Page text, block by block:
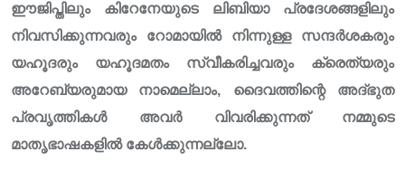
ഈജിപ്തിലും കിറേനേയുടെ ലിബിയാ പ്രദേശങ്ങളിലും
നിവസിക്കുന്നവരും റോമായിൽ നിന്നുള്ള സന്ദർശകരും
യഹൂദരും യഹൂദമതം സ്വീകരിച്ചവരും ക്രെത്യരും
അറേബ്യരുമായ നാമെല്ലാം, ദൈവത്തിന്റെ അദ്ഭുത
പ്രവൃത്തികൾ അവർ വിവരിക്കുന്നത് നമ്മുടെ
മാതൃഭാഷകളിൽ കേൾക്കുന്നല്ലോ.